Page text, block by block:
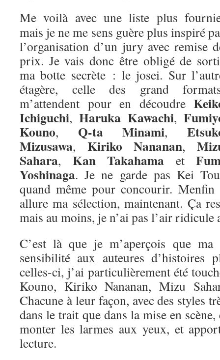
Me voilà avec une liste plus
mais je ne me sens guère plus inspiré
l’organisation d’un jury avec remise
prix. Je vais donc être obligé de
ma botte secrète : le josei. Sur
étagère, celle des grand
m’attendent pour en découdre
Ichiguchi, Haruka Kawachi,
Kouno, Q-ta Minami,
Mizusawa, Kiriko Nananan,
Sahara, Kan Takahama et
Yoshinaga. Je ne garde pas Kei
quand même pour concourir.
allure ma sélection, maintenant. Ça
mais au moins, je n’ai pas l’air ridicule
C’est là que je m’aperçois que
sensibilité aux auteures d’histoires
celles-ci, j’ai particulièrement été
Kouno, Kiriko Nananan, Mizu
Chacune à leur façon, avec des styles
dans le trait que dans la mise en
monter les larmes aux yeux, et
lecture.